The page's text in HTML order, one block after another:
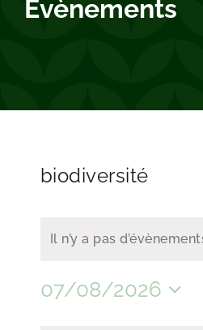
Évènements
biodiversité
Il n’y a pas
07/08/2026